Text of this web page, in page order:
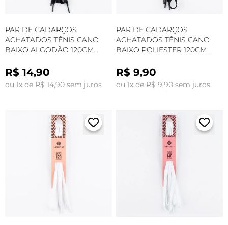
PAR DE CADARÇOS
ACHATADOS TÊNIS CANO
BAIXO ALGODÃO 120CM
R$ 14,90
ou 1x de R$ 14,90 sem juros
PAR DE CADARÇOS
ACHATADOS TÊNIS CANO
BAIXO POLIESTER 120CM
R$ 9,90
ou 1x de R$ 9,90 sem juros